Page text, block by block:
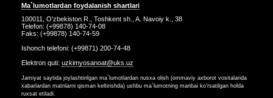
Ma`lumotlardan foydalanish shartlari
100011, O'zbekiston R., Toshkent sh., A. Navoiy k., 38
Telefon: (+99878) 140-74-08
Faks: (+99878) 140-74-59
Ishonch telefoni: (+99871) 200-74-48
Elektron quti: uzkimyosanoat@uks.uz
Jamiyat saytida joylashtirilgan ma`lumotlardan nusxa olish (ommaviy axborot vositalarida
xabarlardan matnlarni qisman keltirishda) ushbu ma`lumotning manbai ko'rsatilgan holda
ruxsat etiladi.